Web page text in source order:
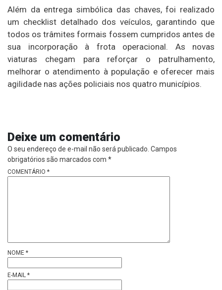
Além da entrega simbólica das chaves, foi realizado
um checklist detalhado dos veículos, garantindo que
todos os trâmites formais fossem cumpridos antes de
sua incorporação à frota operacional. As novas
viaturas chegam para reforçar o patrulhamento,
melhorar o atendimento à população e oferecer mais
agilidade nas ações policiais nos quatro municípios.
Deixe um comentário
O seu endereço de e-mail não será publicado. Campos
obrigatórios são marcados com *
COMENTÁRIO *
NOME *
E-MAIL *